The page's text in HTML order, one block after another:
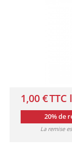
1,00 €
20% de
La remise